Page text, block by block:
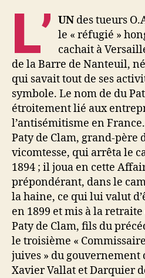
L’ UN des tueurs
le « réfugié »
cachait à
de la Barre de Nanteuil,
qui savait tout de ses
symbole. Le nom de du
étroitement lié aux
l’antisémitisme en
Paty de Clam, grand-père
vicomtesse, qui arrêta le
1894 ; il joua en cette
prépondérant, dans le
la haine, ce qui lui valut
en 1899 et mis à la
Paty de Clam, fils du
le troisième «
juives » du gouvernement
Xavier Vallat et Darquier